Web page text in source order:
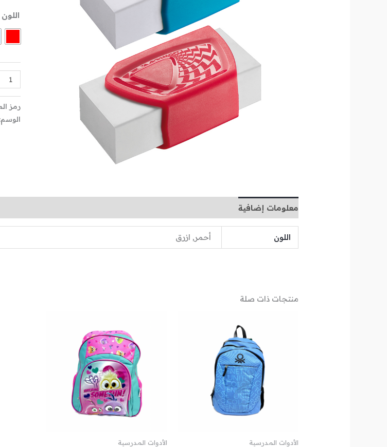
اللون
رمز
الوسم:
معلومات إضافية
اللون أحمر, ازرق
منتجات ذات صلة
الأدوات المدرسية الأدوات المدرسية
من
خلال
⁦84.00 د.ل⁩